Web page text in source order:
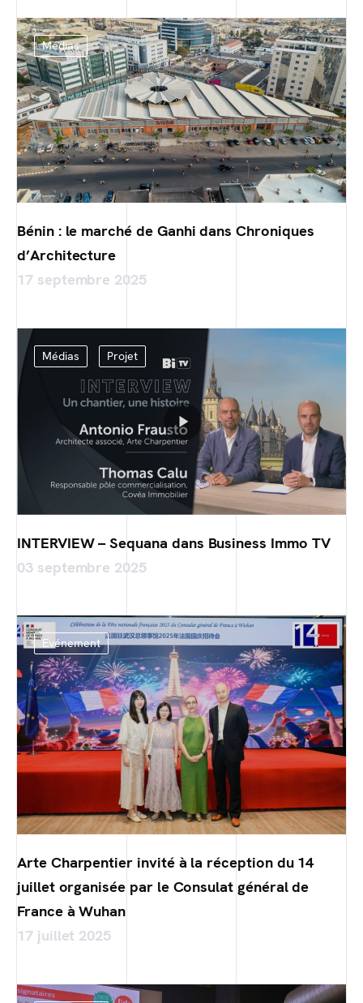
Médias
Bénin : le marché de Ganhi dans Chroniques
d’Architecture
17 septembre 2025
Médias Projet
INTERVIEW – Sequana dans Business Immo TV
03 septembre 2025
Evénement
Arte Charpentier invité à la réception du 14
juillet organisée par le Consulat général de
France à Wuhan
17 juillet 2025